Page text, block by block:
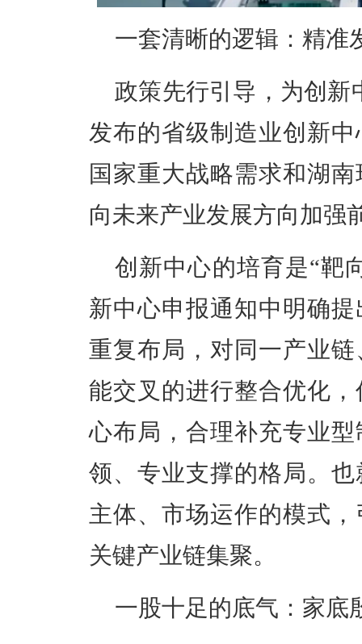
一套清晰的逻辑：精准
政策先行引导，为创新
发布的省级制造业创新
国家重大战略需求和湖
向未来产业发展方向加强
创新中心的培育是“靶
新中心申报通知中明确提
重复布局，对同一产业
能交叉的进行整合优化
心布局，合理补充专业
领、专业支撑的格局。也
主体、市场运作的模式
关键产业链集聚。
一股十足的底气：家底